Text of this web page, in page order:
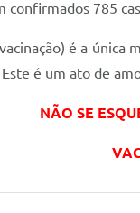
785
é a
é um ato de
NÃO SE